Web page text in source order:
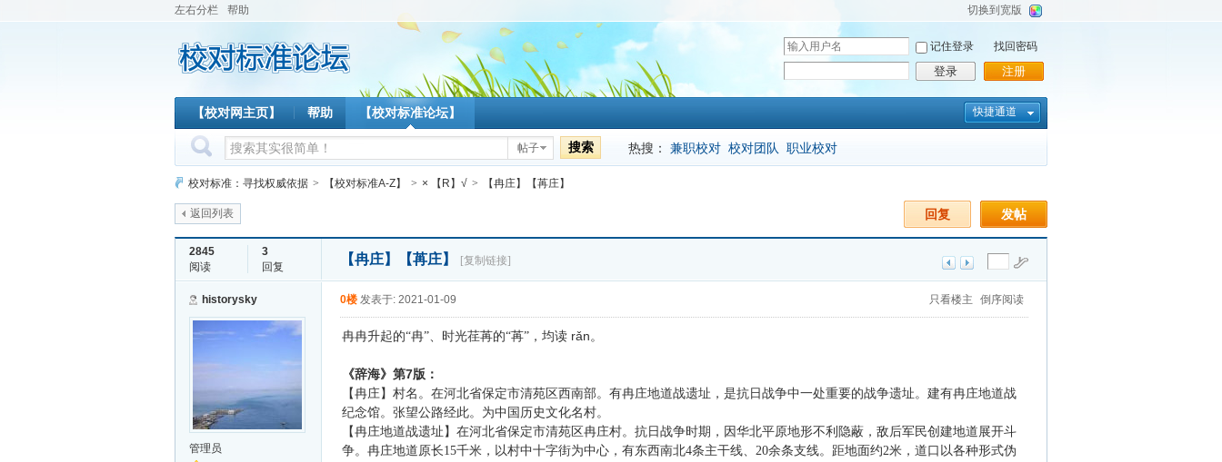
切换到宽版
左右分栏 帮助
用
户
名
记住登录
登录
找回密码
注册
快捷通道
【校对网主页】 帮助 【校对标准论坛】
帖子 搜索 热搜： 兼职校对 校对团队 职业校对
校对标准：寻找权威依据 > 【校对标准A-Z】 > × 【R】√ > 【冉庄】【苒庄】
发帖
回复
返回列表
2845
阅读
3
回复
【冉庄】【苒庄】 [复制链接]
historysky
管理员
只看楼主 倒序阅读
0楼 发表于: 2021-01-09
冉冉升起的“冉”、时光荏苒的“苒”，均读 rǎn。
《辞海》第7版：
【冉庄】 村名。在河北省保定市清苑区西南部。有冉庄地道战遗址，是抗日战争中一处重要的战争遗址。建有冉庄地道战
纪念馆。张望公路经此。为中国历史文化名村。
【冉庄地道战遗址】在河北省保定市清苑区冉庄村。抗日战争时期，因华北平原地形不利隐蔽，敌后军民创建地道展开斗
争。冉庄地道原长15千米，以村中十字街为中心，有东西南北4条主干线、20余条支线。距地面约2米，道口以各种形式伪